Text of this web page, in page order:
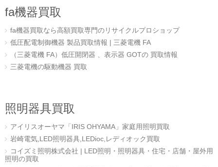
fa機器買取
fa機器買取なら高額買取専門のリサイクルプロショップ
低圧配電制御機器 製品買取情報 | 三菱電機 FA
（三菱電機 FA）低圧開閉器 、表示器 GOTの 買取情報
三菱電機の駆動機器 買取
照明器具買取
アイリスオーヤマ「IRIS OHYAMA」家庭用照明買取
岩崎電気,LED照明器具,LEDioc,レディオック買取
コイズミ照明株式会社 | LED照明・照明器具・住宅・店舗・屋外用
照明の買取